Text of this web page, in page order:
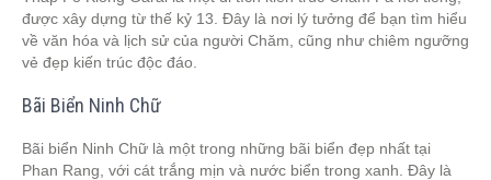
được xây dựng từ thế kỷ 13. Đây là nơi lý tưởng để bạn tìm hiểu
về văn hóa và lịch sử của người Chăm, cũng như chiêm ngưỡng
vẻ đẹp kiến trúc độc đáo.
Bãi Biển Ninh Chữ
Bãi biển Ninh Chữ là một trong những bãi biển đẹp nhất tại
Phan Rang, với cát trắng mịn và nước biển trong xanh. Đây là